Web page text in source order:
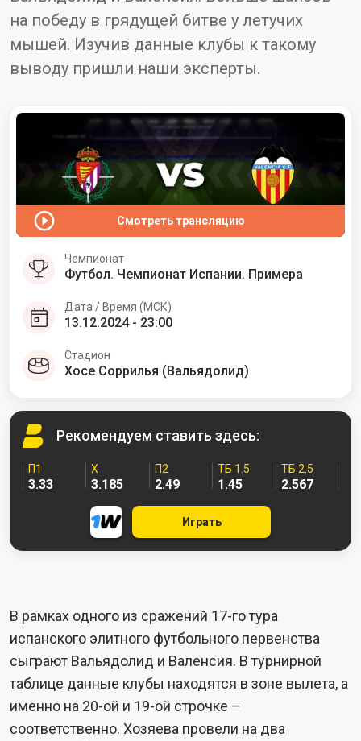
на победу в грядущей битве у летучих
мышей. Изучив данные клубы к такому
выводу пришли наши эксперты.
Смотреть трансляцию
Чемпионат
Футбол. Чемпионат Испании. Примера
Дата / Время (МСК)
13.12.2024 - 23:00
Стадион
Хосе Соррилья (Вальядолид)
Рекомендуем ставить здесь:
П1
3.33
X
3.185
П2
2.49
ТБ 1.5
1.45
ТБ 2.5
2.567
Играть
В рамках одного из сражений 17-го тура
испанского элитного футбольного первенства
сыграют Вальядолид и Валенсия. В турнирной
таблице данные клубы находятся в зоне вылета, а
именно на 20-ой и 19-ой строчке –
соответственно. Хозяева провели на два